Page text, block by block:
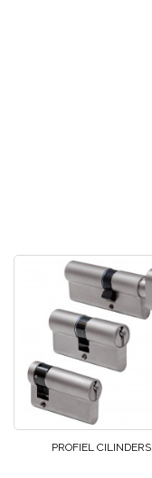
PROFIEL CILINDERS